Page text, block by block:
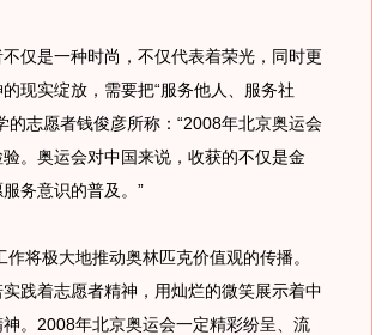
是一种时尚，不仅代表着荣光，同时更
现实绽放，需要把“服务他人、服务社
的志愿者钱俊彦所称：“2008年北京奥运会
。奥运会对中国来说，收获的不仅是金
务意识的普及。”
极大地推动奥林匹克价值观的传播。
践着志愿者精神，用灿烂的微笑展示着中
。2008年北京奥运会一定精彩纷呈、流